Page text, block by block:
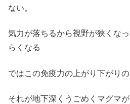
ない。
気力が落ちるから視野が狭くな
らくなる
ではこの免疫力の上がり下がり
それが地下深くうごめくマグマ